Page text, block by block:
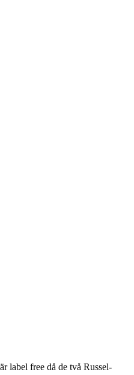
label free då de två Russel-